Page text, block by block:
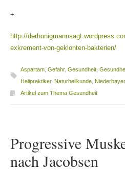
+
http://
exkrement-von-geklonten-bakterien/
Aspartam, Gefahr, Gesundheit,
Heilpraktiker, Naturheilkunde,
Artikel zum Thema Gesundheit
Progressive
nach Jacobsen